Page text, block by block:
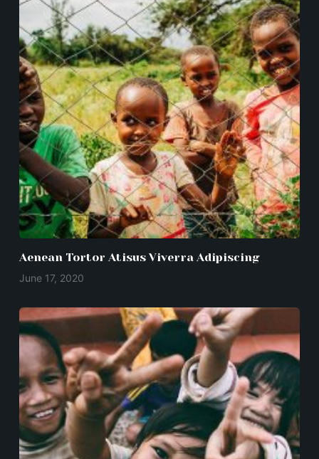
Aenean Tortor Atisus Viverra Adipiscing
June 17, 2020